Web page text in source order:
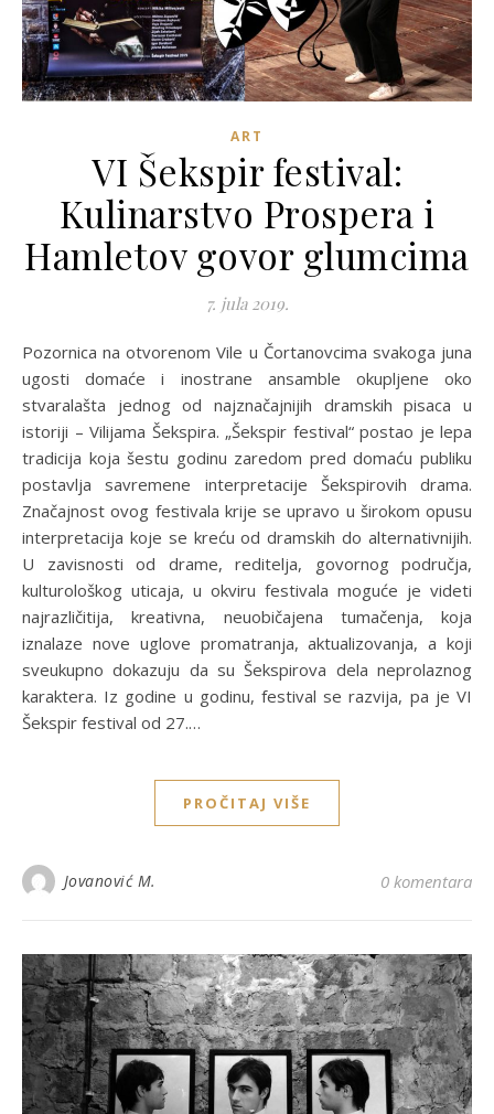
ART
VI Šekspir festival:
Kulinarstvo Prospera i
Hamletov govor glumcima
7. jula 2019.
Pozornica na otvorenom Vile u Čortanovcima svakoga juna
ugosti domaće i inostrane ansamble okupljene oko
stvaralašta jednog od najznačajnijih dramskih pisaca u
istoriji – Vilijama Šekspira. „Šekspir festival“ postao je lepa
tradicija koja šestu godinu zaredom pred domaću publiku
postavlja savremene interpretacije Šekspirovih drama.
Značajnost ovog festivala krije se upravo u širokom opusu
interpretacija koje se kreću od dramskih do alternativnijih.
U zavisnosti od drame, reditelja, govornog područja,
kulturološkog uticaja, u okviru festivala moguće je videti
najrazličitija, kreativna, neuobičajena tumačenja, koja
iznalaze nove uglove promatranja, aktualizovanja, a koji
sveukupno dokazuju da su Šekspirova dela neprolaznog
karaktera. Iz godine u godinu, festival se razvija, pa je VI
Šekspir festival od 27.…
PROČITAJ VIŠE
Jovanović M. 0 komentara